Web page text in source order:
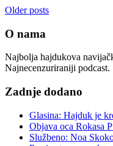
Older posts
O nama
Najbolja hajdukova
Najnecenzuriraniji podcast.
Zadnje dodano
Glasina: Hajduk je
Objava oca Rokasa
Službeno: Noa